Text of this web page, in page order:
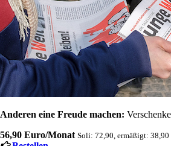
Anderen eine Freude machen:
56,90 Euro/Monat Soli: 72,90, ermäßigt: 38,90